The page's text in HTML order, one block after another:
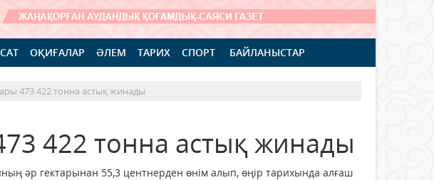
ОҚИҒАЛАР ӘЛЕМ ТАРИХ СПОРТ БАЙЛАНЫСТАР
473 422 тонна астық жинады
422 тонна астық жинады
әр гектарынан 55,3 центнерден өнім алып, өңір тарихында алғаш